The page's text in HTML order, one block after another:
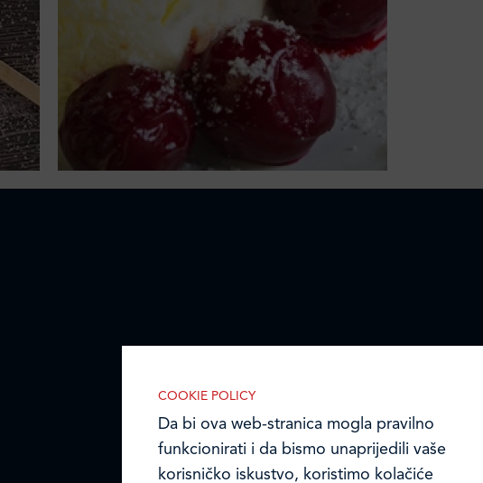
COOKIE POLICY
Da bi ova web-stranica mogla pravilno
funkcionirati i da bismo unaprijedili vaše
korisničko iskustvo, koristimo kolačiće